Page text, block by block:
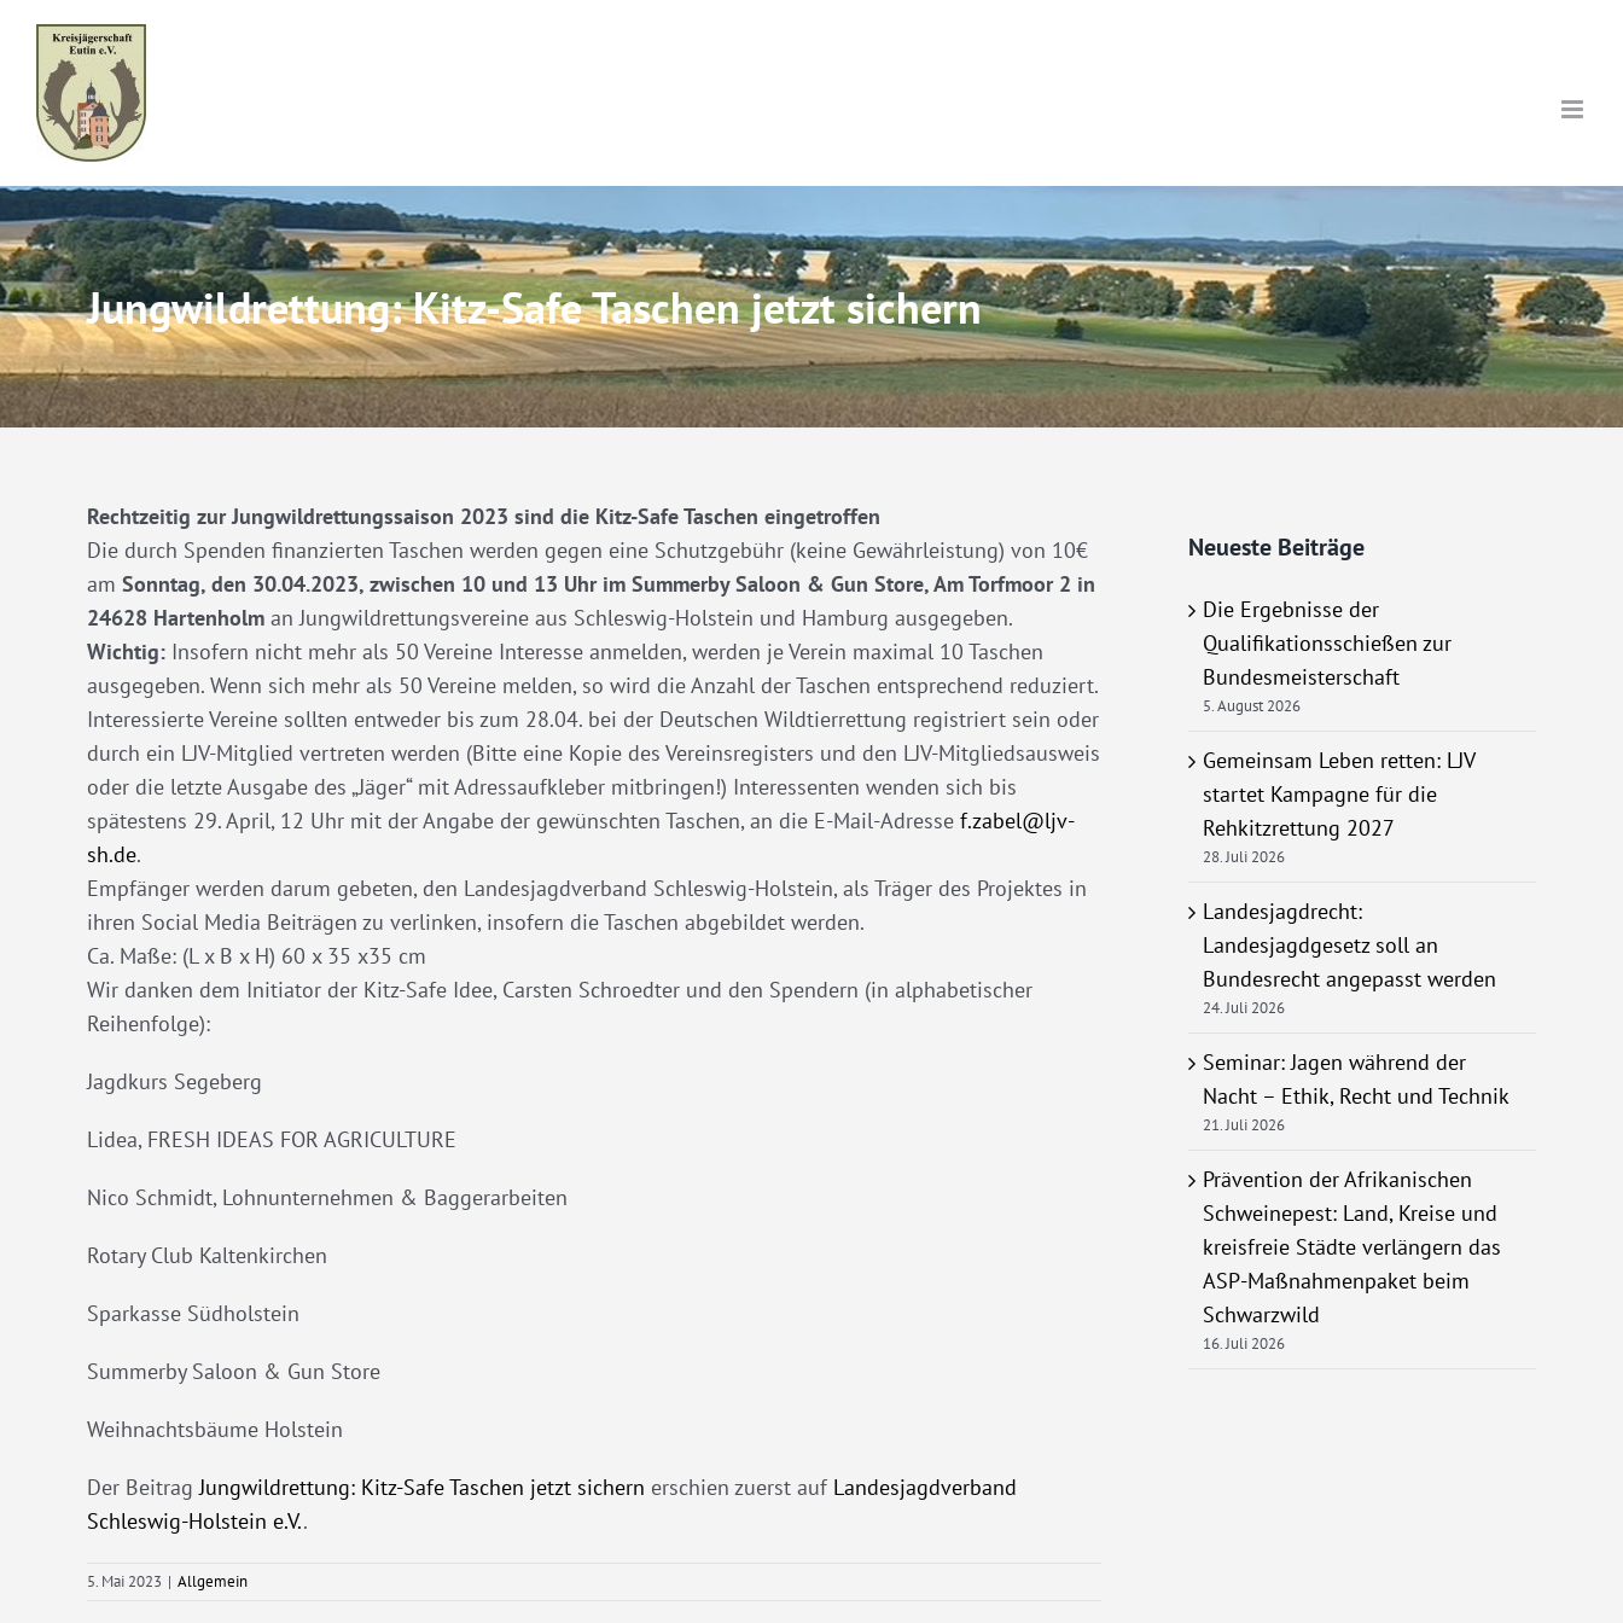
content
Jungwildrettung: Kitz-Safe Taschen jetzt sichern
Rechtzeitig zur Jungwildrettungssaison 2023 sind die Kitz-Safe Taschen eingetroffen
Die durch Spenden finanzierten Taschen werden gegen eine Schutzgebühr (keine Gewährleistung) von 10€
am Sonntag, den 30.04.2023, zwischen 10 und 13 Uhr im Summerby Saloon & Gun Store, Am Torfmoor 2 in
24628 Hartenholm an Jungwildrettungsvereine aus Schleswig-Holstein und Hamburg ausgegeben.
Wichtig: Insofern nicht mehr als 50 Vereine Interesse anmelden, werden je Verein maximal 10 Taschen
ausgegeben. Wenn sich mehr als 50 Vereine melden, so wird die Anzahl der Taschen entsprechend reduziert.
Interessierte Vereine sollten entweder bis zum 28.04. bei der Deutschen Wildtierrettung registriert sein oder
durch ein LJV-Mitglied vertreten werden (Bitte eine Kopie des Vereinsregisters und den LJV-Mitgliedsausweis
oder die letzte Ausgabe des „Jäger“ mit Adressaufkleber mitbringen!) Interessenten wenden sich bis
spätestens 29. April, 12 Uhr mit der Angabe der gewünschten Taschen, an die E-Mail-Adresse f.zabel@ljv-
sh.de.
Empfänger werden darum gebeten, den Landesjagdverband Schleswig-Holstein, als Träger des Projektes in
ihren Social Media Beiträgen zu verlinken, insofern die Taschen abgebildet werden.
Ca. Maße: (L x B x H) 60 x 35 x35 cm
Wir danken dem Initiator der Kitz-Safe Idee, Carsten Schroedter und den Spendern (in alphabetischer
Reihenfolge):
Jagdkurs Segeberg
Lidea, FRESH IDEAS FOR AGRICULTURE
Nico Schmidt, Lohnunternehmen & Baggerarbeiten
Rotary Club Kaltenkirchen
Sparkasse Südholstein
Summerby Saloon & Gun Store
Weihnachtsbäume Holstein
Der BeitragJungwildrettung: Kitz-Safe Taschen jetzt sichern erschien zuerst auf Landesjagdverband
Schleswig-Holstein e.V..
5. Mai 2023 | Allgemein
Neueste Beiträge
Die Ergebnisse der
Qualifikationsschießen zur
Bundesmeisterschaft
5. August 2026
Gemeinsam Leben retten: LJV
startet Kampagne für die
Rehkitzrettung 2027
28. Juli 2026
Landesjagdrecht:
Landesjagdgesetz soll an
Bundesrecht angepasst werden
24. Juli 2026
Seminar: Jagen während der
Nacht – Ethik, Recht und Technik
21. Juli 2026
Prävention der Afrikanischen
Schweinepest: Land, Kreise und
kreisfreie Städte verlängern das
ASP-Maßnahmenpaket beim
Schwarzwild
16. Juli 2026